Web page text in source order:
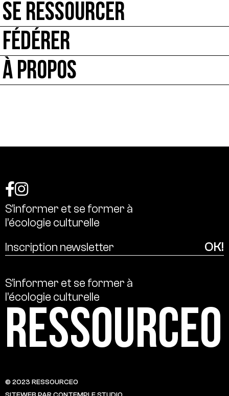
SE RESSOURCER
FÉDÉRER
À PROPOS
S’informer et se former à
l’écologie culturelle
S’informer et se former à
l’écologie culturelle
Ressource0
© 2023 RESSOURCE0